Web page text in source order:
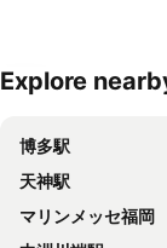
地図を拡大
Explore
博多駅
天神駅
マリンメッセ福岡